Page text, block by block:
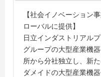
【社会イノベーション
ローバルに提供】
日立インダストリアル
グループの大型産業機
所から分社独立し、新
ダメイドの大型産業機